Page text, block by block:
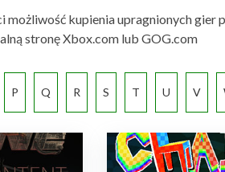
możliwość kupienia upragnionych gier
stronę Xbox.com lub GOG.com
P Q R S T U V